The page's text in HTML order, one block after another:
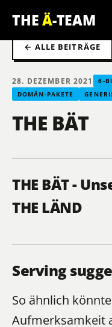
THEÄ-TEAM
← ALLE BEITRÄGE
28. DEZEMBER 2021
6-
DOMÄN-PAKETE
THE BÄT
THE BÄT -
THE LÄND
Serving
So ähnlich
Aufmerksamkeit